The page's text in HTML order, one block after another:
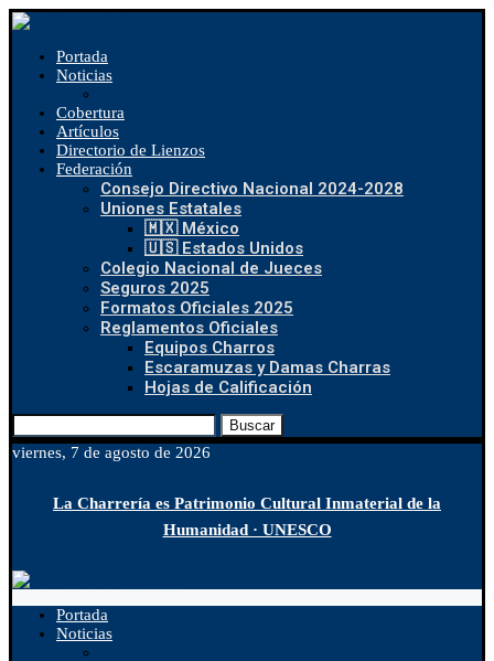
Portada
Noticias
Cobertura
Artículos
Directorio de Lienzos
Federación
Consejo Directivo Nacional 2024-2028
Uniones Estatales
🇲🇽 México
🇺🇸 Estados Unidos
Colegio Nacional de Jueces
Seguros 2025
Formatos Oficiales 2025
Reglamentos Oficiales
Equipos Charros
Escaramuzas y Damas Charras
Hojas de Calificación
Buscar
viernes, 7 de agosto de 2026
La Charrería es Patrimonio Cultural Inmaterial de la
Humanidad · UNESCO
Portada
Noticias